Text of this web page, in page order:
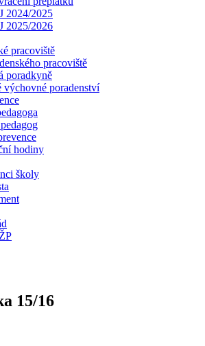
2024/2025
2025/2026
pracoviště
pracoviště
poradkyně
výchovné poradenství
hodiny
školy
15/16